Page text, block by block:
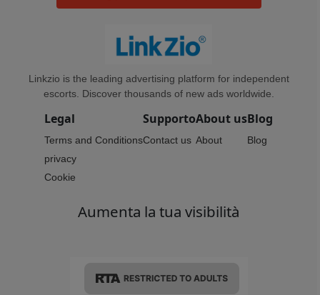
Linkzio is the leading advertising platform for independent
escorts. Discover thousands of new ads worldwide.
Legal
Terms and Conditions
privacy
Cookie
Supporto
Contact us
About us
About
Blog
Blog
Aumenta la tua visibilità